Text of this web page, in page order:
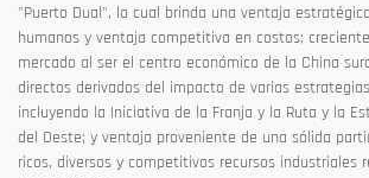
"Puerto Dual", lo cual brinda una ventaja
humanos y ventaja competitiva en costos;
mercado al ser el centro económico de la China
directos derivados del impacto de varias
incluyendo la Iniciativa de la Franja y la Ruta y la
del Oeste; y ventaja proveniente de una sólida
ricos, diversos y competitivos recursos industriales